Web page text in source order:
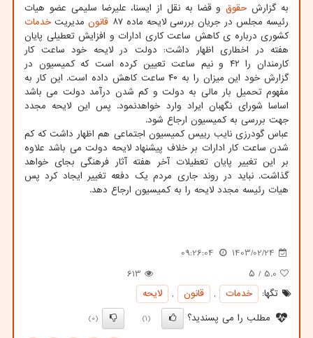
به گزارش حقوقو قضا به نقل از ایسنا، علیرضا سلیمی عضو هیات
رئیسه مجلس در جریان بررسی لایحه ماده ۸۷
قانونمدیریت خدمات
کشوری درباره ی کاهش ساعت کاری ادارات و افزایش تعطیلی پایان
هفته در اخطاری اظهار داشت: دولت در لایحه خود ساعت کار
کارمندان را ۴۲ و نیم ساعت تعیین کرده است که کمیسیون در
گزارش خود این میزان را به ۴۰ ساعت کاهش داده است. این کار به
مفهوم تحمیل بار مالی به دولت و کم شدن درآمد دولت می باشد
اساسا شورای نگهبان ایراد وارد خواهدنمود. پس این لایحه مجدد
جهت بررسی به کمیسیون ارجاع شود.
عباس گودرزی نایب رییس کمیسیون اجتماعی هم اظهار داشت که کم
شدن ساعت کار ادارات بر خلاف پیشنهاد لایحه دولت می باشد علاوه
بر این تغییر پایان تعطیلات آخر هفته آثار فرهنگی بجای خواهد
گذاشت. نباید در روند جاری مردم یک دفعه تغییر ایجاد کرد پس
هیات رئیسه مجدد لایحه را به کمیسیون ارجاع دهد.
1403/02/24
09:26:04
5.0 / ۵
613
تگها:
خدمات , قانون ,
لایحه
مطلب را می پسندید؟
(1)
(0)